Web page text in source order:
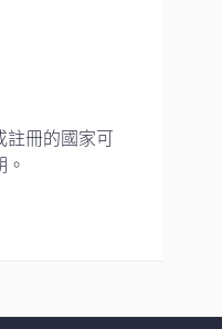
註冊的國家可